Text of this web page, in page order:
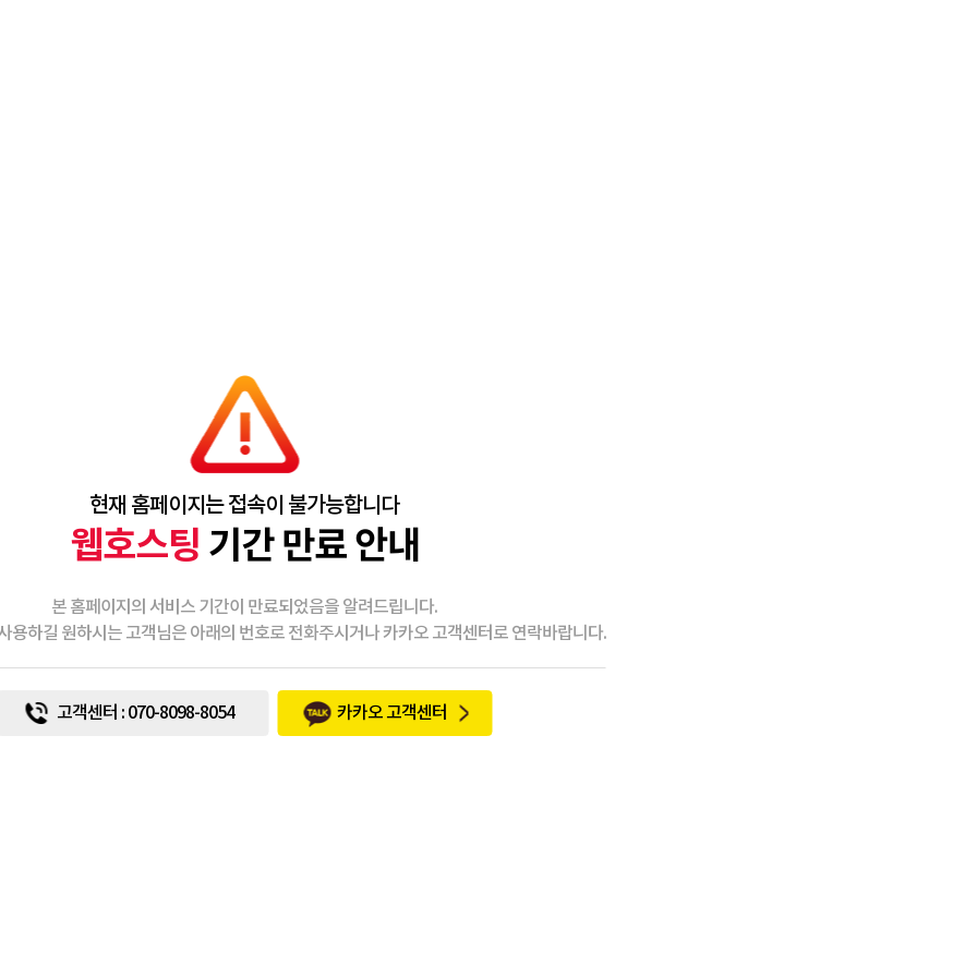
현재 홈페이지는 접속이 불가능합니다
웹호스팅 기간 만료 안내
본 홈페이지의 서비스 기간이 만료되었음을 알려드립니다.
용하길 원하시는 고객님은 아래의 번호로 전화주시거나 카카오 고객센터로 연락바랍니다.
고객센터 : 070-8098-8054 카카오 고객센터